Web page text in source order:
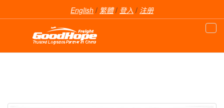
English / 繁體/ 登入 / 注册